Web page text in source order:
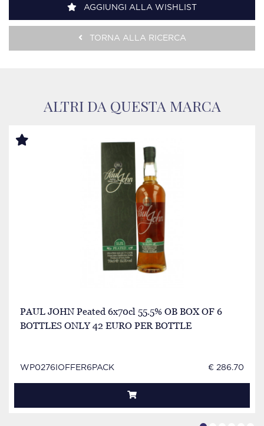
AGGIUNGI ALLA WISHLIST
TORNA ALLA RICERCA
ALTRI DA QUESTA MARCA
PAUL JOHN Peated 6x70cl 55.5% OB BOX OF 6
BOTTLES ONLY 42 EURO PER BOTTLE
WP0276IOFFER6PACK € 286.70